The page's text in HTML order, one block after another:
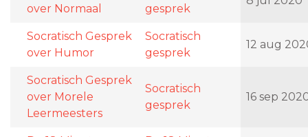
over Normaal gesprek
Socratisch Gesprek
over Humor
Socratisch
gesprek
12 aug
Socratisch Gesprek
over Morele
Leermeesters
Socratisch
gesprek
16 sep